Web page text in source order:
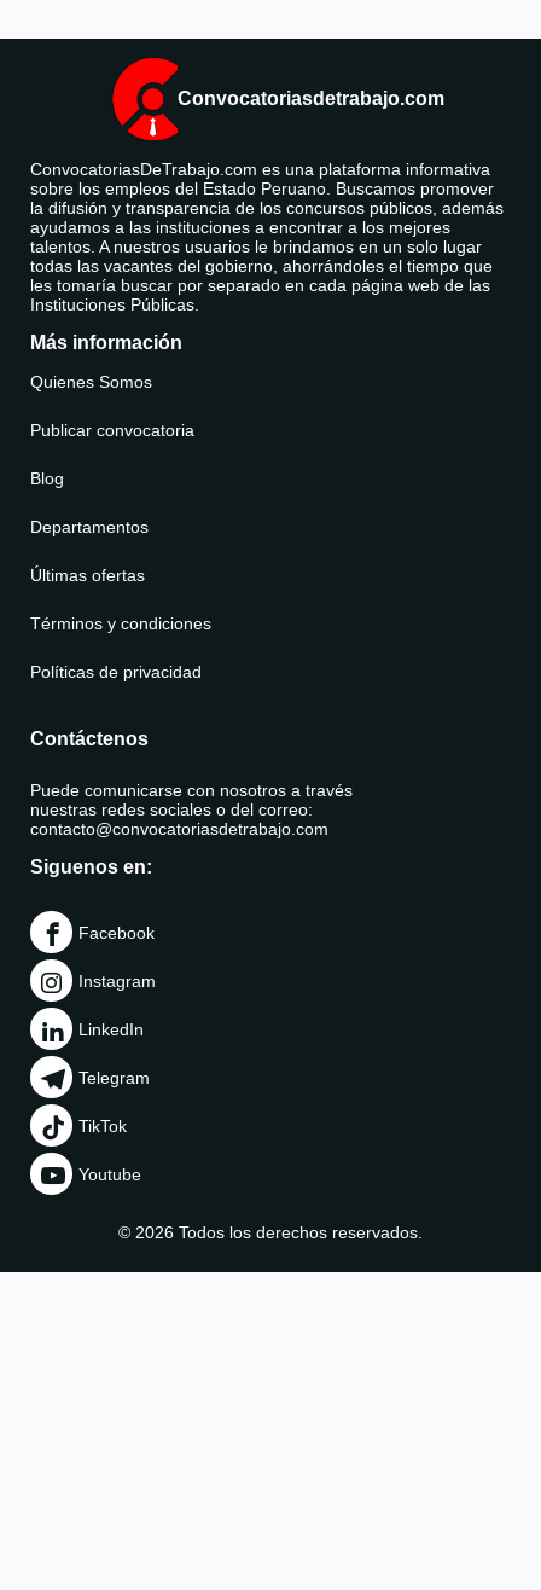
Convocatoriasdetrabajo.com
ConvocatoriasDeTrabajo.com es una plataforma informativa
sobre los empleos del Estado Peruano. Buscamos promover
la difusión y transparencia de los concursos públicos, además
ayudamos a las instituciones a encontrar a los mejores
talentos. A nuestros usuarios le brindamos en un solo lugar
todas las vacantes del gobierno, ahorrándoles el tiempo que
les tomaría buscar por separado en cada página web de las
Instituciones Públicas.
Más información
Quienes Somos
Publicar convocatoria
Blog
Departamentos
Últimas ofertas
Términos y condiciones
Políticas de privacidad
Contáctenos
Puede comunicarse con nosotros a través
nuestras redes sociales o del correo:
contacto@convocatoriasdetrabajo.com
Siguenos en:
Facebook
Instagram
LinkedIn
Telegram
TikTok
Youtube
© 2026 Todos los derechos reservados.